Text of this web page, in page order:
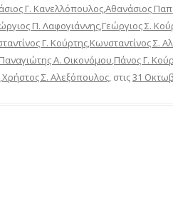
Γ. Κανελλόπουλος,Αθανάσιος
Π. Λαφογιάννης,Γεώργιος Σ.
Γ. Κούρτης,Κωνσταντίνος Σ.
Παναγιώτης Α. Οικονόμου,Πάνος Γ.
,Χρήστος Σ. Αλεξόπουλος, στις31